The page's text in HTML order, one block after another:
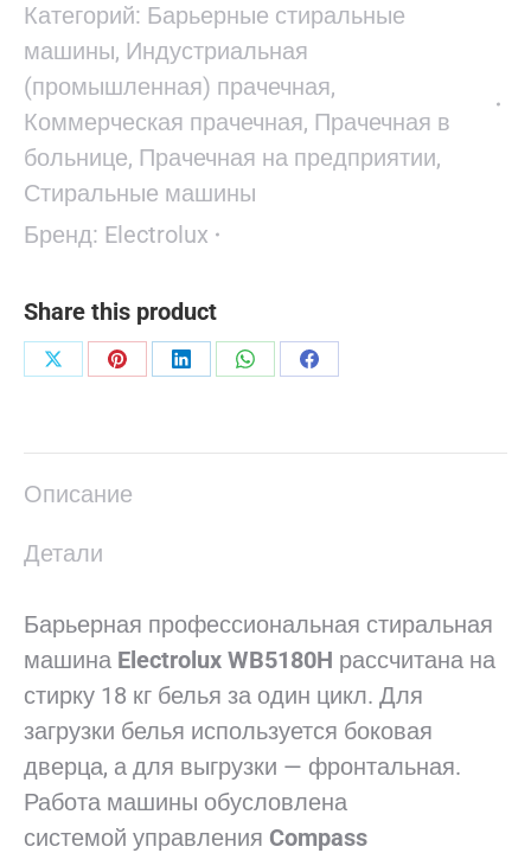
Категорий: Барьерные стиральные
машины, Индустриальная
(промышленная) прачечная,
Коммерческая прачечная, Прачечная в
больнице, Прачечная на предприятии,
Стиральные машины
Бренд: Electrolux
Share this product
ПоделитьсяПоделитьсяПоделитьсяПоделитьсяПоделиться
Описание
Детали
Барьерная профессиональная стиральная
машина Electrolux WB5180H рассчитана на
стирку 18 кг белья за один цикл. Для
загрузки белья используется боковая
дверца, а для выгрузки — фронтальная.
Работа машины обусловлена
системой управления Compass